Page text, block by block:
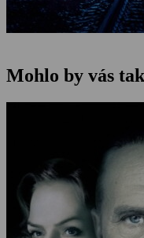
Mohlo by vás